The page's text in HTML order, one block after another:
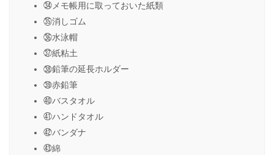
㉞メモ帳用に取っておいた紙類
㉟消しゴム
㊱水泳帽
㊲紙粘土
㊳鉛筆の延長ホルダー
㊴赤鉛筆
㊵バスタオル
㊶ハンドタオル
㊷バンダナ
㊸綿